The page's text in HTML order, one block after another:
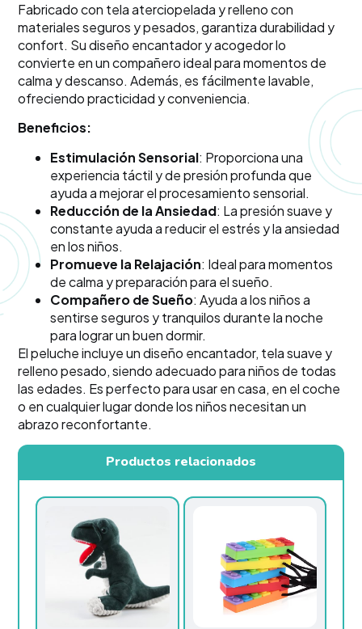
Fabricado con tela aterciopelada y relleno con
materiales seguros y pesados, garantiza durabilidad y
confort. Su diseño encantador y acogedor lo
convierte en un compañero ideal para momentos de
calma y descanso. Además, es fácilmente lavable,
ofreciendo practicidad y conveniencia.
Beneficios:
Estimulación Sensorial: Proporciona una
experiencia táctil y de presión profunda que
ayuda a mejorar el procesamiento sensorial.
Reducción de la Ansiedad: La presión suave y
constante ayuda a reducir el estrés y la ansiedad
en los niños.
Promueve la Relajación: Ideal para momentos
de calma y preparación para el sueño.
Compañero de Sueño: Ayuda a los niños a
sentirse seguros y tranquilos durante la noche
para lograr un buen dormir.
El peluche incluye un diseño encantador, tela suave y
relleno pesado, siendo adecuado para niños de todas
las edades. Es perfecto para usar en casa, en el coche
o en cualquier lugar donde los niños necesitan un
abrazo reconfortante.
Productos relacionados